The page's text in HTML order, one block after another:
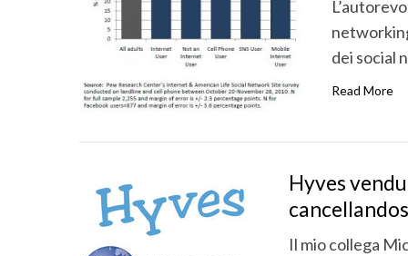
dei social
Read More
Hyves
Il mio collega